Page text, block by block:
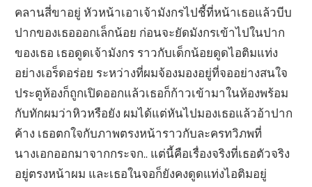
คลานสี่ขาอยู่ หัวหน้าเอาเจ้ามังกรไปชี้ที่หน้าเธอแล้วบีบ
ปากของเธอออกเล็กน้อย ก่อนจะยัดมังกรเข้าไปในปาก
ของเธอ เธอดูดเจ้ามังกร ราวกับเด็กน้อยดูดไอติมแท่ง
อย่างเอร็ดอร่อย ระหว่างที่ผมจ้องมองอยู่ที่จออย่างสนใจ
ประตูห้องก็ถูกเปิดออกแล้วเธอก็ก้าวเข้ามาในห้องพร้อม
กับทักผมว่าหิวหรือยัง ผมได้แต่หันไปมองเธอแล้วอ้าปาก
ค้าง เธอตกใจกับภาพตรงหน้าราวกับละครทวิภพที่
นางเอกออกมาจากกระจก.. แต่นี้คือเรื่องจริงที่เธอตัวจริง
อยู่ตรงหน้าผม และเธอในจอก็ยังคงดูดแท่งไอติมอยู่